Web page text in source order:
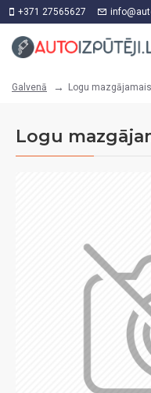
+371 27565627
Galvenā Logu
Logu